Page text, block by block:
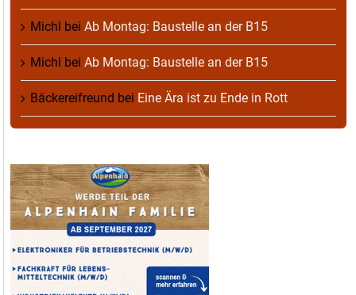
Michl bei Ab Montag: Baustelle an der B15
Michl bei Ab Montag: Baustelle an der B15
Bäckereifreund bei Eine Ära ist zu Ende in Rott